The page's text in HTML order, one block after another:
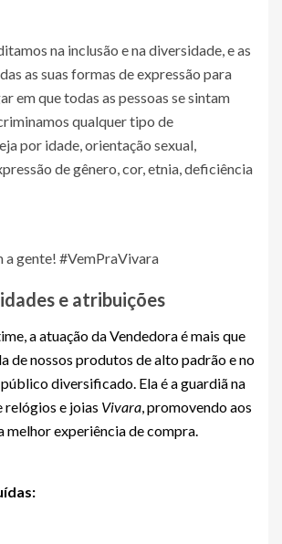
na inclusão e na diversidade, e as
as suas formas de expressão para
em que todas as pessoas se sintam
qualquer tipo de
por idade, orientação sexual,
de gênero, cor, etnia, deficiência
a gente! #VemPraVivara
e atribuições
a atuação da Vendedora é mais que
de nossos produtos de alto padrão e no
diversificado. Ela é a guardiã na
relógios e joias Vivara, promovendo aos
melhor experiência de compra.